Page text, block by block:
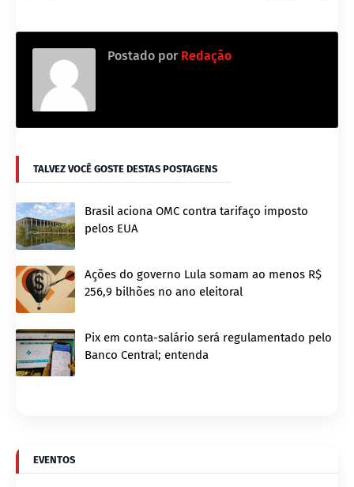
Postado por Redação
TALVEZ VOCÊ GOSTE DESTAS POSTAGENS
Brasil aciona OMC contra tarifaço imposto
pelos EUA
Ações do governo Lula somam ao menos R$
256,9 bilhões no ano eleitoral
Pix em conta-salário será regulamentado pelo
Banco Central; entenda
EVENTOS